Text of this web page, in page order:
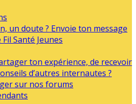
un doute ? Envoie ton message
Fil Santé Jeunes
ton expérience, de recevoir
d’autres internautes ?
sur nos forums